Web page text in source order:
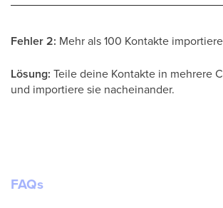
Fehler 2: Mehr als 100 Kontakte
Lösung: Teile deine Kontakte in mehrere
und importiere sie nacheinander.
FAQs